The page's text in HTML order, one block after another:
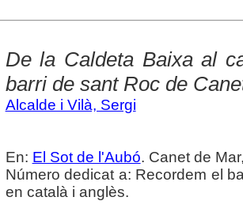
De la Caldeta Baixa al
barri de sant Roc de
Alcalde i Vilà, Sergi
En: El Sot de l'Aubó. Canet de
Número dedicat a: Recordem el
en català i anglès.